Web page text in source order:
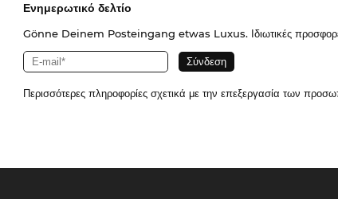
Ενημερωτικό δελτίο
Gönne Deinem Posteingang etwas Luxus. Ιδιωτικές
Περισσότερες πληροφορίες σχετικά με την επεξεργασία των